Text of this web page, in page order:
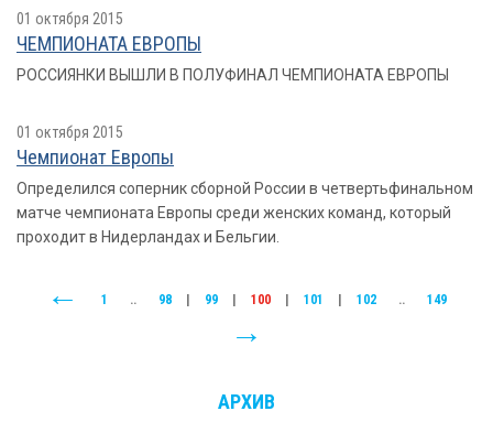
01 октября 2015
ЧЕМПИОНАТА ЕВРОПЫ
РОССИЯНКИ ВЫШЛИ В ПОЛУФИНАЛ ЧЕМПИОНАТА ЕВРОПЫ
01 октября 2015
Чемпионат Европы
Определился соперник сборной России в четвертьфинальном
матче чемпионата Европы среди женских команд, который
проходит в Нидерландах и Бельгии.
1 .. 98 99 100 101 102 .. 149
АРХИВ